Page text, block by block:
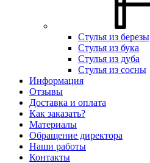
Стулья из березы
Стулья из бука
Стулья из дуба
Стулья из сосны
Информация
Отзывы
Доставка и оплата
Как заказать?
Материалы
Обращение директора
Наши работы
Контакты